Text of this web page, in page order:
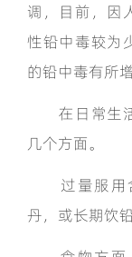
调，目前，因
性铅中毒较为
的铅中毒有所增
在日常生活
几个方面。
过量服用
丹，或长期饮